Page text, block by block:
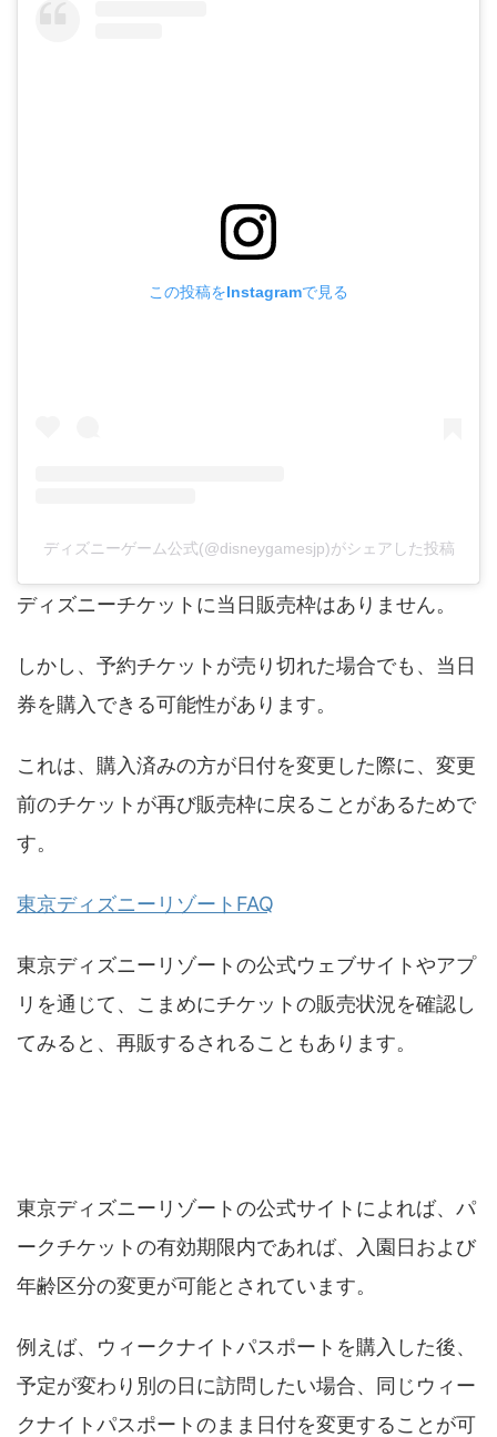
この投稿をInstagramで見る
ディズニーゲーム公式(@disneygamesjp)がシェアした投稿
ディズニーチケットに当日販売枠はありません。
しかし、予約チケットが売り切れた場合でも、当日
券を購入できる可能性があります。
​これは、購入済みの方が日付を変更した際に、変更
前のチケットが再び販売枠に戻ることがあるためで
す。 ​
東京ディズニーリゾートFAQ
東京ディズニーリゾートの公式ウェブサイトやアプ
リを通じて、こまめにチケットの販売状況を確認し
てみると、再販するされることもあります。
東京ディズニーリゾートの公式サイトによれば、パ
ークチケットの有効期限内であれば、入園日および
年齢区分の変更が可能とされています。​
例えば、ウィークナイトパスポートを購入した後、
予定が変わり別の日に訪問したい場合、同じウィー
クナイトパスポートのまま日付を変更することが可